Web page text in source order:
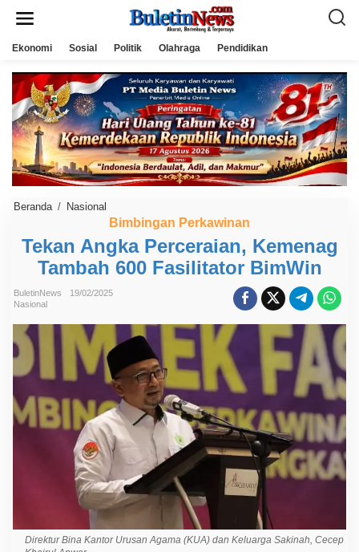
Ekonomi Sosial Politik Olahraga Pendidikan
Beranda / Nasional
e
k
a
n
A
n
g
P
r
c
e
r
a
i
a
n
,
K
e
m
e
n
a
g
T
Bimbingan Perkawinan
Tekan Angka Perceraian, Kemenag
Tambah 600 Fasilitator BimWin
BuletinNews
19/02/2025
Nasional
Direktur Bina Kantor Urusan Agama (KUA) dan Keluarga Sakinah, Cecep